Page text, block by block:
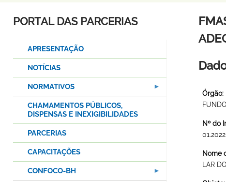
de
Órgão:
Nº do
Nome
LAR
PORTAL DAS PARCERIAS
APRESENTAÇÃO
NOTÍCIAS
NORMATIVOS
CHAMAMENTOS PÚBLICOS,
DISPENSAS E INEXIGIBILIDADES
PARCERIAS
CAPACITAÇÕES
CONFOCO-BH